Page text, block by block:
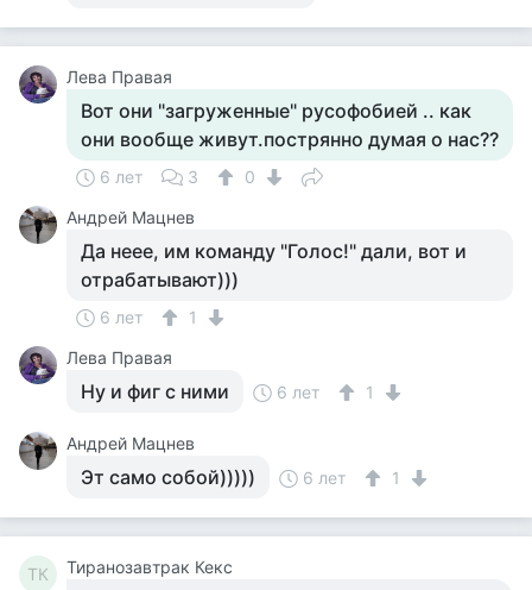
Лева Правая
Вот они "загруженные" русофобией .. как
они вообще живут.пострянно думая о нас??
6 лет 3
0
Андрей Мацнев
Да неее, им команду "Голос!" дали, вот и
отрабатывают)))
6 лет
1
Лева Правая
Ну и фиг с ними 6 лет 1
Андрей Мацнев
Эт само собой))))) 6 лет 1
ТК Тиранозавтрак Кекс